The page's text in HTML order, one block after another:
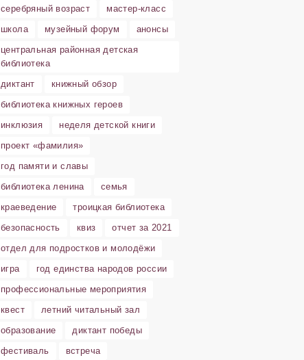
серебряный возраст
мастер-класс
школа
музейный форум
анонсы
центральная районная детская
библиотека
диктант
книжный обзор
библиотека книжных героев
инклюзия
неделя детской книги
проект «фамилия»
год памяти и славы
библиотека ленина
семья
краеведение
троицкая библиотека
безопасность
квиз
отчет за 2021
отдел для подростков и молодёжи
игра
год единства народов россии
профессиональные мероприятия
квест
летний читальный зал
образование
диктант победы
фестиваль
встреча